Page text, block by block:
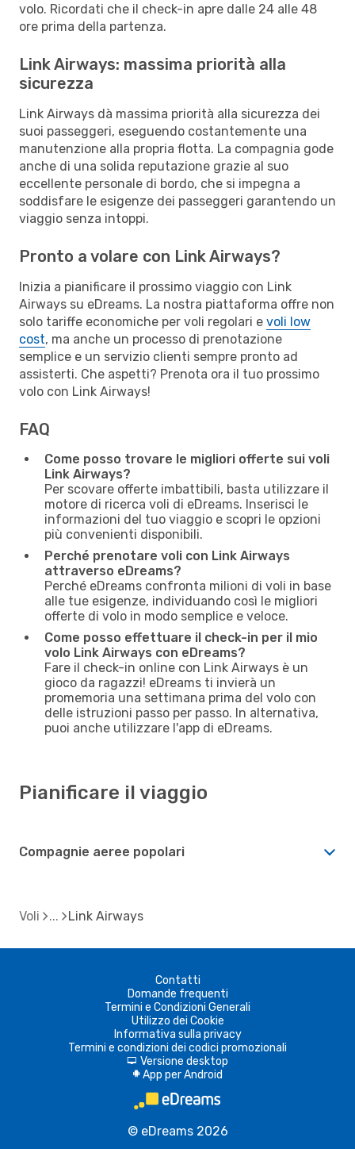
volo. Ricordati che il check-in apre dalle 24 alle 48
ore prima della partenza.
Link Airways: massima priorità alla
sicurezza
Link Airways dà massima priorità alla sicurezza dei
suoi passeggeri, eseguendo costantemente una
manutenzione alla propria flotta. La compagnia gode
anche di una solida reputazione grazie al suo
eccellente personale di bordo, che si impegna a
soddisfare le esigenze dei passeggeri garantendo un
viaggio senza intoppi.
Pronto a volare con Link Airways?
Inizia a pianificare il prossimo viaggio con Link
Airways su eDreams. La nostra piattaforma offre non
solo tariffe economiche per voli regolari e voli low
cost, ma anche un processo di prenotazione
semplice e un servizio clienti sempre pronto ad
assisterti. Che aspetti? Prenota ora il tuo prossimo
volo con Link Airways!
FAQ
Come posso trovare le migliori offerte sui voli
Link Airways?
Per scovare offerte imbattibili, basta utilizzare il
motore di ricerca voli di eDreams. Inserisci le
informazioni del tuo viaggio e scopri le opzioni
più convenienti disponibili.
Perché prenotare voli con Link Airways
attraverso eDreams?
Perché eDreams confronta milioni di voli in base
alle tue esigenze, individuando così le migliori
offerte di volo in modo semplice e veloce.
Come posso effettuare il check-in per il mio
volo Link Airways con eDreams?
Fare il check-in online con Link Airways è un
gioco da ragazzi! eDreams ti invierà un
promemoria una settimana prima del volo con
delle istruzioni passo per passo. In alternativa,
puoi anche utilizzare l'app di eDreams.
Pianificare il viaggio
Compagnie aeree popolari
Voli Link Airways
Contatti
Domande frequenti
Termini e Condizioni Generali
Utilizzo dei Cookie
Informativa sulla privacy
Termini e condizioni dei codici promozionali
d Versione desktop
A App per Android
© eDreams 2026